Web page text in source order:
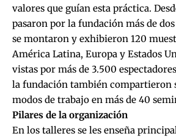
valores que guían esta práctica.
pasaron por la fundación más de
se montaron y exhibieron 120
América Latina, Europa y Estados
vistas por más de 3.500
la fundación también compartieron
modos de trabajo en más de 40
Pilares de la organización
En los talleres se les enseña